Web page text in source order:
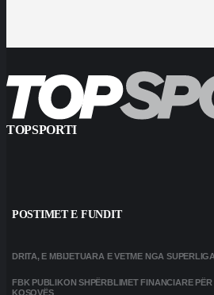
TOPSPORTI
POSTIMET E FUNDIT
DRITA, E MBIJETUARA E VETME NGA
FBK PUBLIKON SHPËRBLIMET FINANCIARE
KOSOVËS